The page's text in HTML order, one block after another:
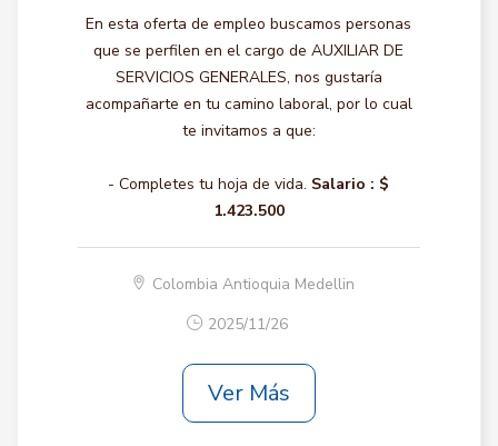
En esta oferta de empleo buscamos personas
que se perfilen en el cargo de AUXILIAR DE
SERVICIOS GENERALES, nos gustaría
acompañarte en tu camino laboral, por lo cual
te invitamos a que:
- Completes tu hoja de vida. Salario : $
1.423.500
Colombia Antioquia Medellin
2025/11/26
Ver Más